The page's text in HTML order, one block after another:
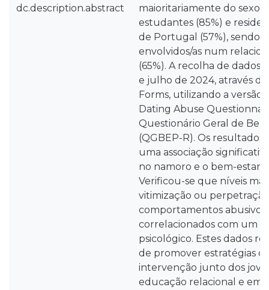
dc.description.abstract
maioritariamente do sexo
estudantes (85%) e
de Portugal (57%), sendo
envolvidos/as num
(65%). A recolha de
e julho de 2024, através
Forms, utilizando a
Dating Abuse
Questionário Geral de
(QGBEP-R). Os
uma associação
no namoro e o bem-estar
Verificou-se que níveis
vitimização ou
comportamentos
correlacionados com um
psicológico. Estes dados
de promover estratégias
intervenção junto dos
educação relacional e